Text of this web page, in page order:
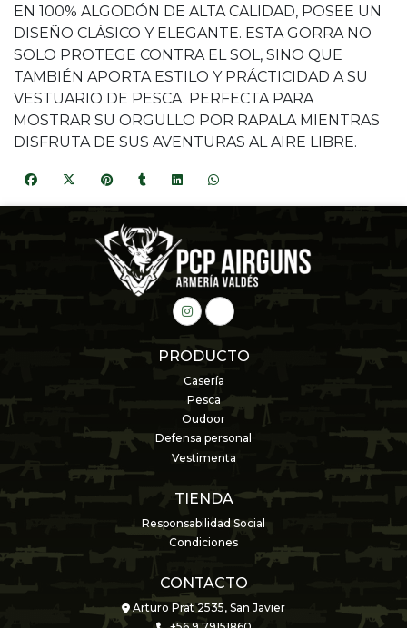
EN 100% ALGODÓN DE ALTA CALIDAD, POSEE UN
DISEÑO CLÁSICO Y ELEGANTE. ESTA GORRA NO
SOLO PROTEGE CONTRA EL SOL, SINO QUE
TAMBIÉN APORTA ESTILO Y PRÁCTICIDAD A SU
VESTUARIO DE PESCA. PERFECTA PARA
MOSTRAR SU ORGULLO POR RAPALA MIENTRAS
DISFRUTA DE SUS AVENTURAS AL AIRE LIBRE.
PRODUCTO
Casería
Pesca
Oudoor
Defensa personal
Vestimenta
TIENDA
Responsabilidad Social
Condiciones
CONTACTO
Arturo Prat 2535, San Javier